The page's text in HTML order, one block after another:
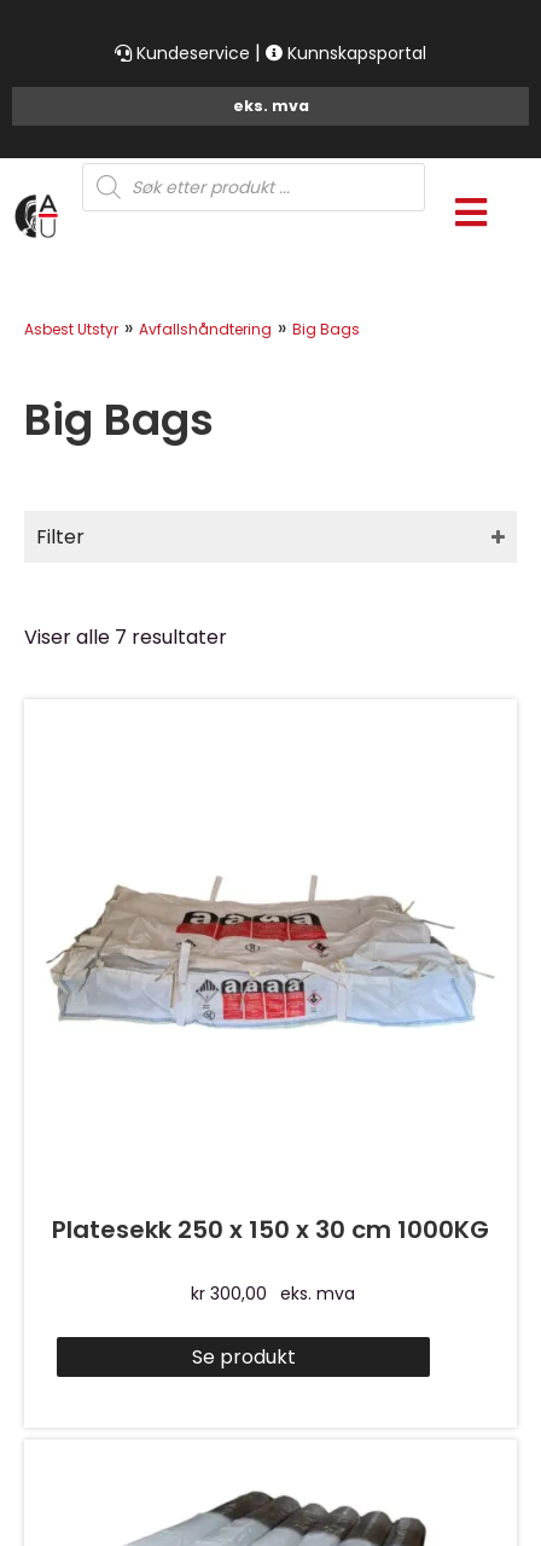
Kundeservice | Kunnskapsportal
Products
search
Asbest Utstyr » Avfallshåndtering » Big Bags
Big Bags
Filter
Viser alle 7 resultater
Platesekk 250 x 150 x 30 cm 1000KG
kr 300,00 eks. mva
Se produkt